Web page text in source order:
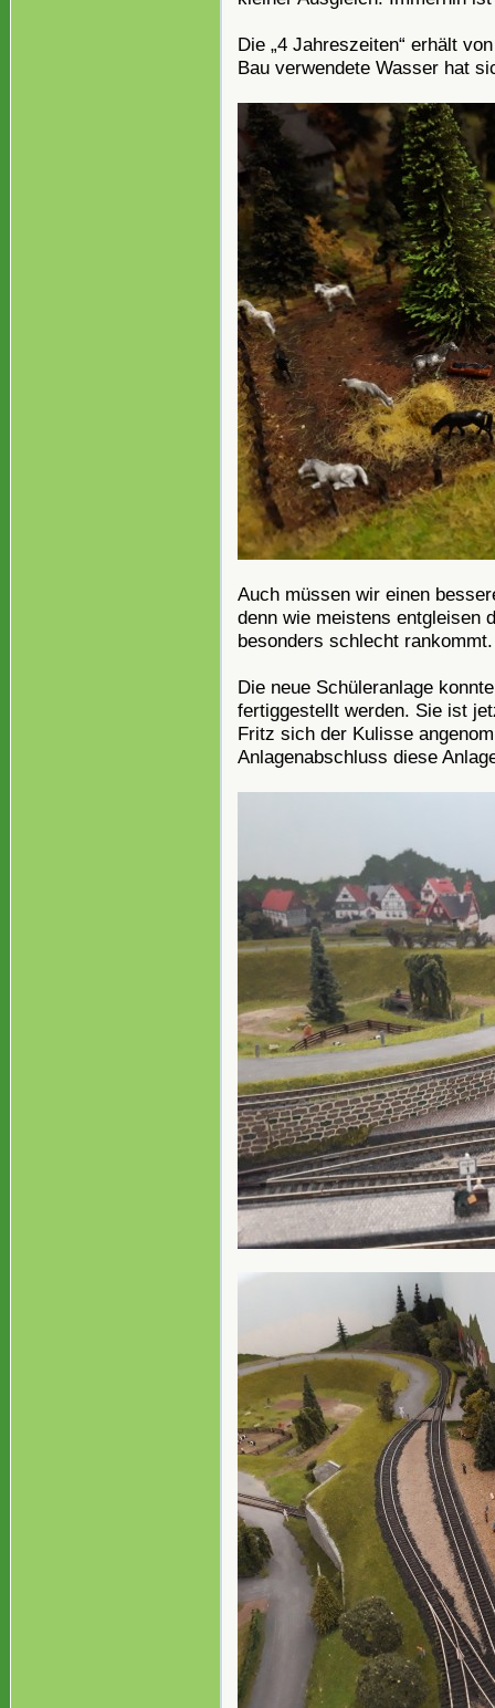
Die „4 Jahreszeiten“ erhält
Bau verwendete Wasser hat
Auch müssen wir einen
denn wie meistens entgleisen
besonders schlecht rankommt.
Die neue Schüleranlage
fertiggestellt werden. Sie ist
Fritz sich der Kulisse
Anlagenabschluss diese